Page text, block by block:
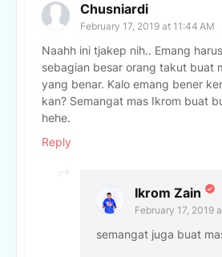
Chusniardi
February 17, 2019 at 11:44 AM
Naahh ini tjakep nih.. Emang
sebagian besar orang takut buat
yang benar. Kalo emang bener
kan? Semangat mas Ikrom buat
hehe.
Reply
Ikrom Zain
February 17, 2019
semangat juga buat